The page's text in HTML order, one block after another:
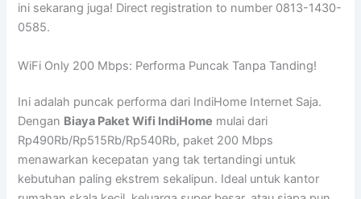
ini sekarang juga! Direct registration to number 0813-1430-
0585.
WiFi Only 200 Mbps: Performa Puncak Tanpa Tanding!
Ini adalah puncak performa dari IndiHome Internet Saja.
Dengan Biaya Paket Wifi IndiHome mulai dari
Rp490Rb/Rp515Rb/Rp540Rb, paket 200 Mbps
menawarkan kecepatan yang tak tertandingi untuk
kebutuhan paling ekstrem sekalipun. Ideal untuk kantor